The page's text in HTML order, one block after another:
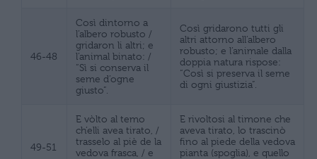
46-48
Così dintorno a
l’albero robusto /
gridaron li altri; e
l’animal binato: /
“Sì si conserva il
seme d’ogne
giusto”.
Così gridarono tutti gli
altri attorno all’albero
robusto; e l’animale dalla
doppia natura rispose:
“Così si preserva il seme
di ogni giustizia”.
49-51
E vòlto al temo
ch’elli avea tirato, /
trasselo al piè de la
vedova frasca, / e
E rivoltosi al timone che
aveva tirato, lo trascinò
fino al piede della vedova
pianta (spoglia), e quello